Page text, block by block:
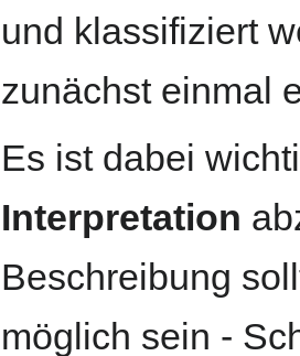
und klassifiziert
zunächst einmal
Es ist dabei
Interpretation
Beschreibung
möglich sein -